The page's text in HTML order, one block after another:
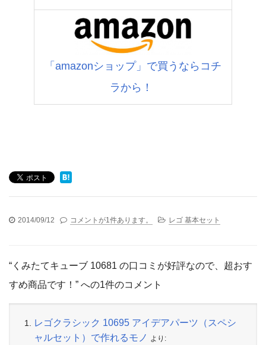
「amazonショップ」で買うならコチ
ラから！
2014/09/12 コメントが1件あります。 レゴ 基本セット
“くみたてキューブ 10681 の口コミが好評なので、超おす
すめ商品です！” への1件のコメント
レゴクラシック 10695 アイデアパーツ（スペシ
ャルセット）で作れるモノ より: